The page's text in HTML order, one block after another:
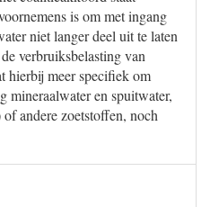
is om met ingang
niet langer deel uit te laten
verbruiksbelasting van
hierbij meer specifiek om
mineraalwater en spuitwater,
andere zoetstoffen, noch